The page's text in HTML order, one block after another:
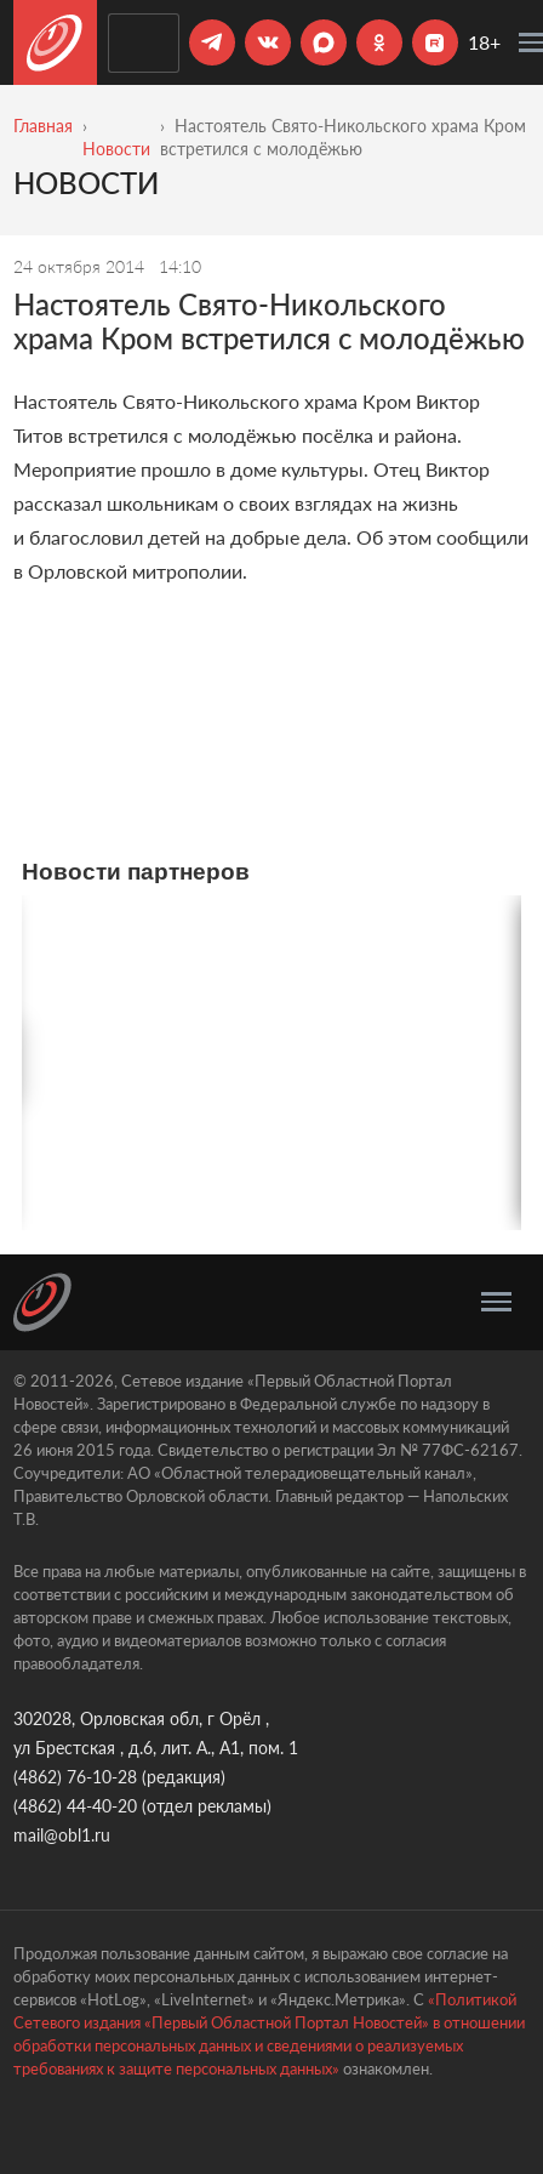
18+
Главная
Новости
Настоятель Свято-Никольского храма Кром
встретился с молодёжью
НОВОСТИ
24 октября 2014 14:10
Настоятель Свято-Никольского
храма Кром встретился с молодёжью
Настоятель Свято-Никольского храма Кром Виктор
Титов встретился с молодёжью посёлка и района.
Мероприятие прошло в доме культуры. Отец Виктор
рассказал школьникам о своих взглядах на жизнь
и благословил детей на добрые дела. Об этом сообщили
в Орловской митрополии.
Новости партнеров
© 2011-2026, Сетевое издание «Первый Областной Портал
Новостей». Зарегистрировано в Федеральной службе по надзору в
сфере связи, информационных технологий и массовых коммуникаций
26 июня 2015 года. Свидетельство о регистрации Эл № 77ФС-62167.
Соучредители: АО «Областной телерадиовещательный канал»,
Правительство Орловской области. Главный редактор — Напольских
Т.В.
Все права на любые материалы, опубликованные на сайте, защищены в
соответствии с российским и международным законодательством об
авторском праве и смежных правах. Любое использование текстовых,
фото, аудио и видеоматериалов возможно только с согласия
правообладателя.
302028, Орловская обл, г Орёл ,
ул Брестская , д.6, лит. А., А1, пом. 1
(4862) 76-10-28(редакция)
(4862) 44-40-20(отдел рекламы)
mail@obl1.ru
Продолжая пользование данным сайтом, я выражаю свое согласие на
обработку моих персональных данных с использованием интернет-
сервисов «HotLog», «LiveInternet» и «Яндекс.Метрика». С «Политикой
Сетевого издания «Первый Областной Портал Новостей» в отношении
обработки персональных данных и сведениями о реализуемых
требованиях к защите персональных данных» ознакомлен.